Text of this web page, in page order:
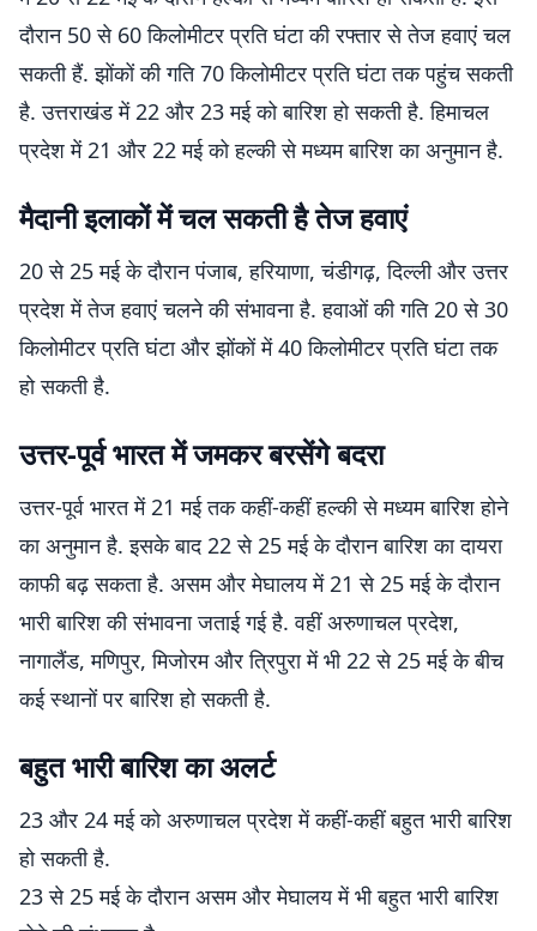
दौरान 50 से 60 किलोमीटर प्रति घंटा की रफ्तार से तेज हवाएं चल
सकती हैं. झोंकों की गति 70 किलोमीटर प्रति घंटा तक पहुंच सकती
है. उत्तराखंड में 22 और 23 मई को बारिश हो सकती है. हिमाचल
प्रदेश में 21 और 22 मई को हल्की से मध्यम बारिश का अनुमान है.
मैदानी इलाकों में चल सकती है तेज हवाएं
20 से 25 मई के दौरान पंजाब, हरियाणा, चंडीगढ़, दिल्ली और उत्तर
प्रदेश में तेज हवाएं चलने की संभावना है. हवाओं की गति 20 से 30
किलोमीटर प्रति घंटा और झोंकों में 40 किलोमीटर प्रति घंटा तक
हो सकती है.
उत्तर-पूर्व भारत में जमकर बरसेंगे बदरा
उत्तर-पूर्व भारत में 21 मई तक कहीं-कहीं हल्की से मध्यम बारिश होने
का अनुमान है. इसके बाद 22 से 25 मई के दौरान बारिश का दायरा
काफी बढ़ सकता है. असम और मेघालय में 21 से 25 मई के दौरान
भारी बारिश की संभावना जताई गई है. वहीं अरुणाचल प्रदेश,
नागालैंड, मणिपुर, मिजोरम और त्रिपुरा में भी 22 से 25 मई के बीच
कई स्थानों पर बारिश हो सकती है.
बहुत भारी बारिश का अलर्ट
23 और 24 मई को अरुणाचल प्रदेश में कहीं-कहीं बहुत भारी बारिश
हो सकती है.
23 से 25 मई के दौरान असम और मेघालय में भी बहुत भारी बारिश